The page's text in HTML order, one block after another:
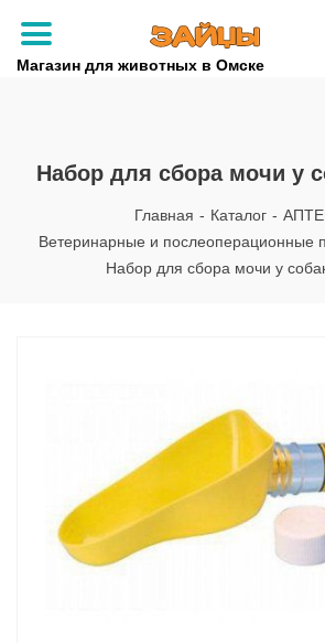
Магазин для животных в Омске
Заказать
+7 (3812)
+7 (950)
Набор для сбора мочи у
Главная - Каталог -
Ветеринарные и послеоперационные
Набор для сбора мочи у